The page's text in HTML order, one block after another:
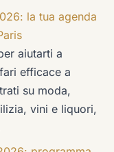
la tua agenda
aiutarti a
efficace a
su moda,
vini e liquori,